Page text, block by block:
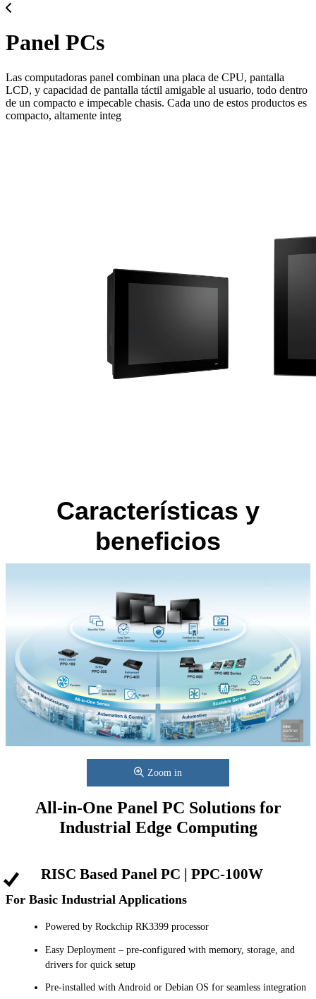
Panel PCs
Las computadoras panel combinan una placa de CPU, pantalla
LCD, y capacidad de pantalla táctil amigable al usuario, todo dentro
de un compacto e impecable chasis. Cada uno de estos productos es
compacto, altamente integ
Características y
beneficios
Zoom in
All-in-One Panel PC Solutions for
Industrial Edge Computing
RISC Based Panel PC | PPC-100W
For Basic Industrial Applications
Powered by Rockchip RK3399 processor
Easy Deployment – pre-configured with memory, storage, and
drivers for quick setup
Pre-installed with Android or Debian OS for seamless integration